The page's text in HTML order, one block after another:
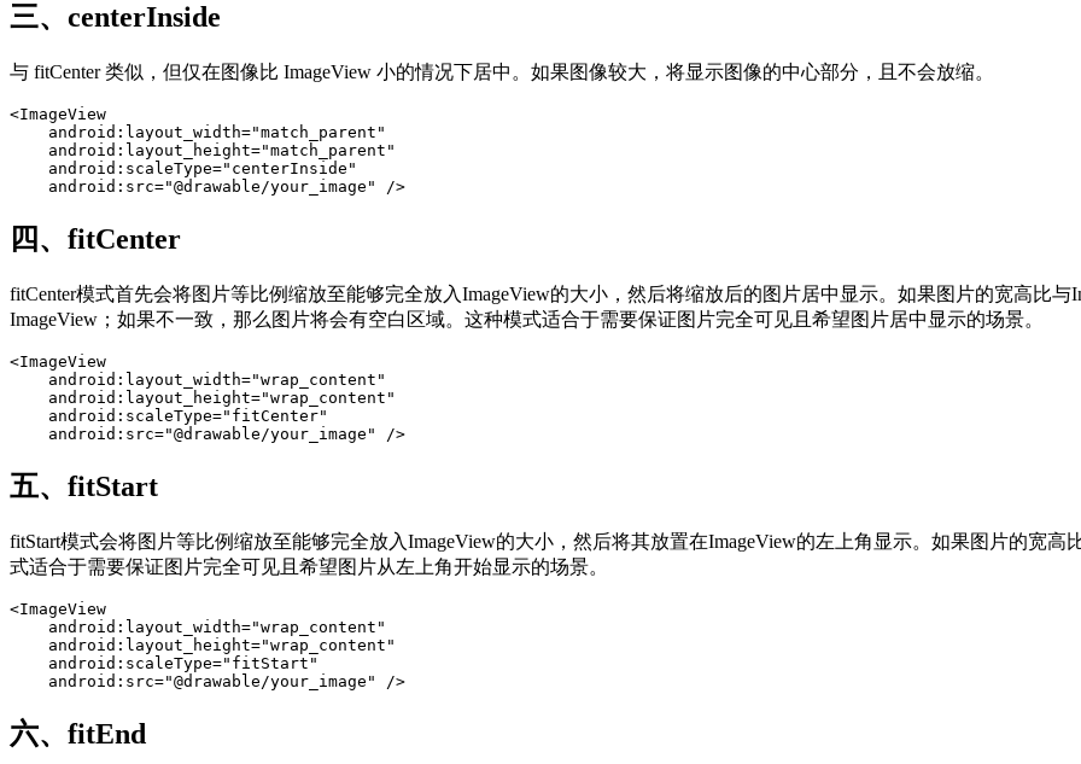
三、centerInside
与 fitCenter 类似，但仅在图像比 ImageView 小的情况下居中。如果图像较大，将显示图像的中心部分，且不会放缩。
<ImageView
android:layout_width="match_parent"
android:layout_height="match_parent"
android:scaleType="centerInside"
android:src="@drawable/your_image" />
四、fitCenter
fitCenter模式首先会将图片等比例缩放至能够完全放入ImageView的大小，然后将缩放后的图片居中显示。如果图片的宽高比
ImageView；如果不一致，那么图片将会有空白区域。这种模式适合于需要保证图片完全可见且希望图片居中显示的场景。
<ImageView
android:layout_width="wrap_content"
android:layout_height="wrap_content"
android:scaleType="fitCenter"
android:src="@drawable/your_image" />
五、fitStart
fitStart模式会将图片等比例缩放至能够完全放入ImageView的大小，然后将其放置在ImageView的左上角显示。如果图片的宽
式适合于需要保证图片完全可见且希望图片从左上角开始显示的场景。
<ImageView
android:layout_width="wrap_content"
android:layout_height="wrap_content"
android:scaleType="fitStart"
android:src="@drawable/your_image" />
六、fitEnd